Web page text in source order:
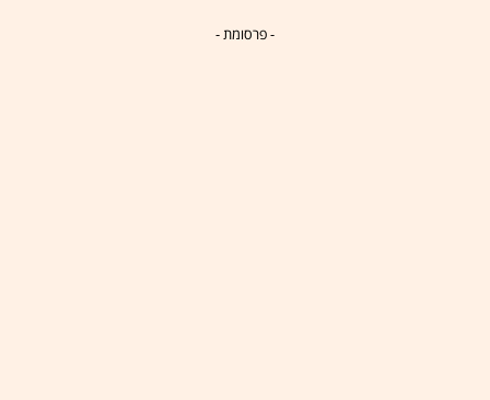
- פרסומת -